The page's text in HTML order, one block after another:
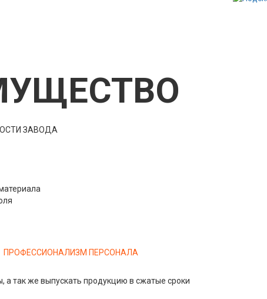
ЗАВОДА
ПРОФЕССИОНАЛИЗМ ПЕРСОНАЛА
а так же выпускать продукцию в сжатые сроки